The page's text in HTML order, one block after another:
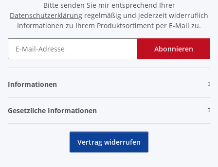
Bitte senden Sie mir entsprechend Ihrer
Datenschutzerklärung regelmäßig und jederzeit widerruflich
Informationen zu Ihrem Produktsortiment per E-Mail zu.
Abonnieren
Informationen
Gesetzliche Informationen
Vertrag widerrufen